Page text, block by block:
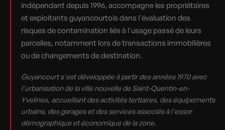
indépendant depuis 1996, accompagne les propriétaires
et exploitants guyancourtois dans l'évaluation des
risques de contamination liés à l'usage passé de leurs
parcelles, notamment lors de transactions immobilières
ou de changements de destination.
Guyancourt s'est développée à partir des années 1970 avec
l'urbanisation de la ville nouvelle de Saint-Quentin-en-
Yvelines, accueillant des activités tertiaires, des équipements
urbains, des garages et des services associés à l'essor
démographique et économique de la zone.